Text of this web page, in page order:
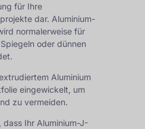
für Ihre
dar. Aluminium-
normalerweise für
oder dünnen
Aluminium
eingewickelt, um
zu vermeiden.
dass Ihr Aluminium-J-